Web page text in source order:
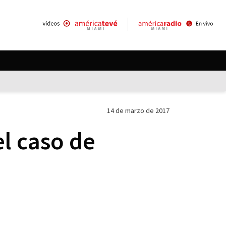
14 de marzo de 2017
caso de